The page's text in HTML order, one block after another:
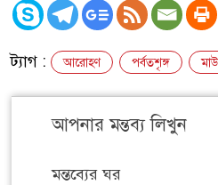
ট্যাগ : আরোহণ পর্বতশৃঙ্গ
আপনার মন্তব্য লিখুন
মন্তব্যের ঘর